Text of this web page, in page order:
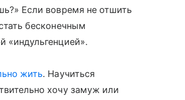
Если вовремя не отшить
бесконечным
«индульгенцией».
жить. Научиться
хочу замуж или